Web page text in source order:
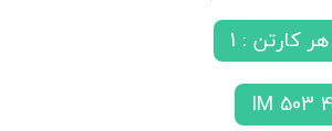
کارتن : 1